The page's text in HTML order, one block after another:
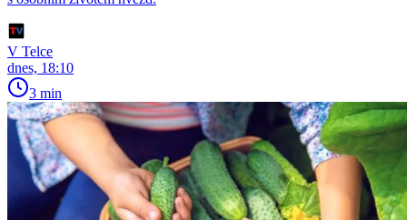
V Telce
dnes, 18:10
3 min